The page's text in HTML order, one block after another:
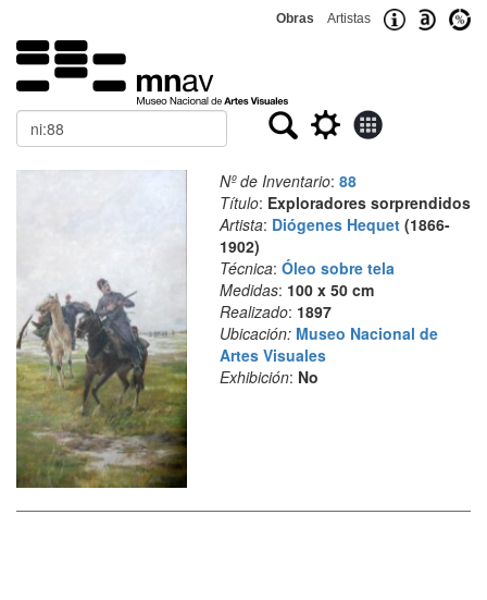
Obras Artistas
Buscar
Nº de Inventario: 88
Título: Exploradores sorprendidos
Artista: Diógenes Hequet(1866-
1902)
Técnica: Óleo sobre tela
Medidas: 100 x 50 cm
Realizado: 1897
Ubicación: Museo Nacional de
Artes Visuales
Exhibición: No